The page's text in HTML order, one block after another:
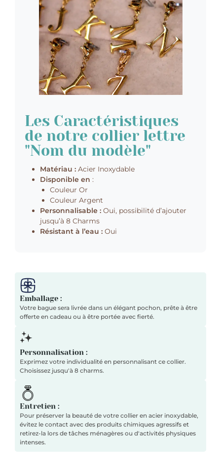
Les Caractéristiques
de notre collier lettre
"Nom du modèle"
Matériau :Acier Inoxydable
Disponible en :
Couleur Or
Couleur Argent
Personnalisable :Oui, possibilité d’ajouter
jusqu’à 8 Charms
Résistant à l’eau :Oui
Emballage :
Votre bague sera livrée dans un élégant pochon, prête à être
offerte en cadeau ou à être portée avec fierté.
Personnalisation :
Exprimez votre individualité en personnalisant ce collier.
Choisissez jusqu'à 8 charms.
Entretien :
Pour préserver la beauté de votre collier en acier inoxydable,
évitez le contact avec des produits chimiques agressifs et
retirez-la lors de tâches ménagères ou d'activités physiques
intenses.